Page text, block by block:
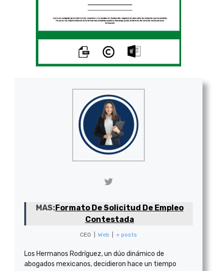
MAS:Formato De Solicitud De Empleo
Contestada
CEO Web + posts
Los Hermanos Rodríguez, un dúo dinámico de
abogados mexicanos, decidieron hace un tiempo